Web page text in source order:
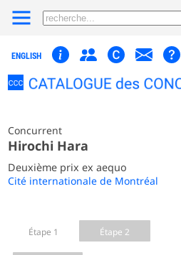
ENGLISH
Concurrent
Hirochi Hara
Deuxième prix ex aequo
Cité internationale de Montréal
Étape 1 Étape 2